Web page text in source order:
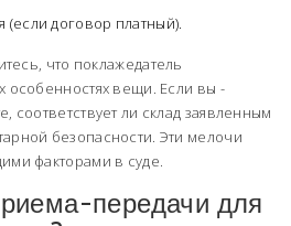
(если договор платный).
что поклажедатель
особенностях вещи. Если вы -
соответствует ли склад заявленным
безопасности. Эти мелочи
факторами в суде.
передачи для